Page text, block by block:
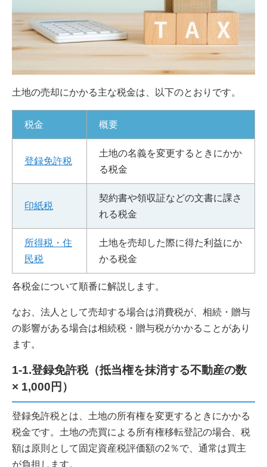
土地の売却にかかる主な税金は、以下のとおりです。
税金 概要
登録免許税
土地の名義を変更するときにかか
る税金
印紙税
契約書や領収証などの文書に課さ
れる税金
所得税・住
民税
土地を売却した際に得た利益にか
かる税金
各税金について順番に解説します。
なお、法人として売却する場合は消費税が、相続・贈与
の影響がある場合は相続税・贈与税がかかることがあり
ます。
1-1.登録免許税（抵当権を抹消する不動産の数
× 1,000円）
登録免許税とは、土地の所有権を変更するときにかかる
税金です。土地の売買による所有権移転登記の場合、税
額は原則として固定資産税評価額の2％で、通常は買主
が負担します。